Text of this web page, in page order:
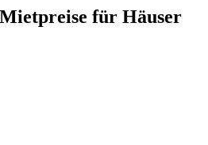
für Häuser